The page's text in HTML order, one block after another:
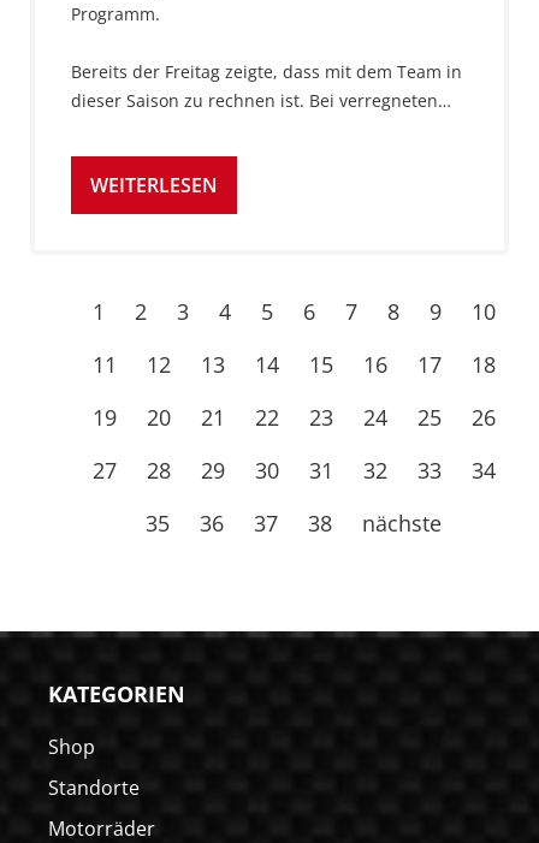
Programm.
Bereits der Freitag zeigte, dass mit dem Team in
dieser Saison zu rechnen ist. Bei verregneten…
WEITERLESEN
1 2 3 4 5 6 7 8 9
10
11
12 13 14 15 16 17
18
19
20 21 22 23 24 25
26
27
28 29 30 31 32 33
34
35
36 37 38 nächste
KATEGORIEN
Shop
Standorte
Motorräder